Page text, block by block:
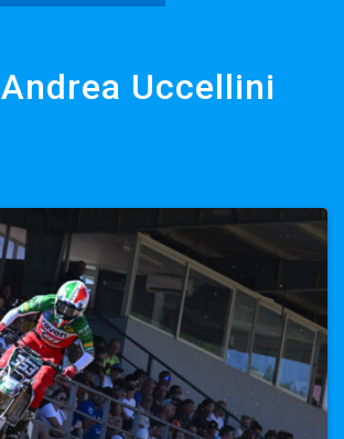
Andrea Uccellini